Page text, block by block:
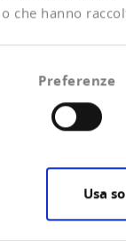
che hanno
Preferenze
Usa
risultato,
attivando così la
verifichiamo la
sono